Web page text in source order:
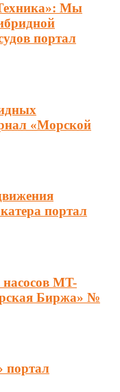
Мы
портал
«Морской
портал
MT-
Биржа» №
портал